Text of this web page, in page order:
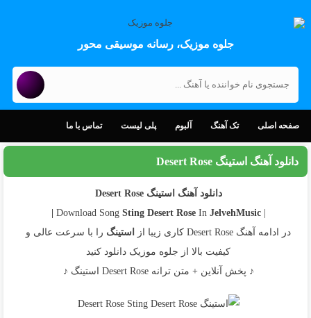
جلوه موزیک، رسانه موسیقی محور
صفحه اصلی تک آهنگ آلبوم پلی لیست تماس با ما
دانلود آهنگ استینگ Desert Rose
دانلود آهنگ استینگ Desert Rose
| Download Song
Sting Desert RoseIn JelvehMusic |
در ادامه آهنگ Desert Rose کاری زیبا از
استینگ را با سرعت عالی و
کیفیت بالا از جلوه موزیک دانلود کنید
♪ پخش آنلاین + متن ترانه Desert Rose استینگ ♪